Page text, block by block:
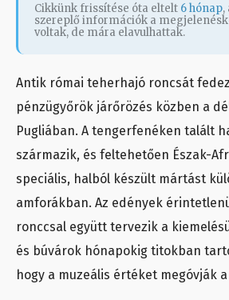
Cikkünk frissítése óta eltelt 6 hónap,
szereplő információk a
voltak, de mára elavulhattak.
Antik római teherhajó roncsát
pénzügyőrök járőrözés közben a
Pugliában. A tengerfenéken talált
származik, és feltehetően Észak-
speciális, halból készült mártást
amforákban. Az edények
ronccsal együtt tervezik a
és búvárok hónapokig titokban
hogy a muzeális értéket megóvják